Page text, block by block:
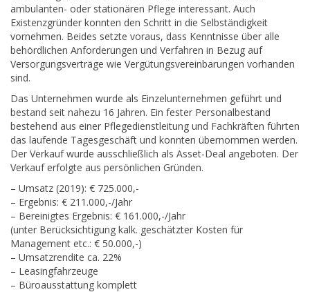
ambulanten- oder stationären Pflege interessant. Auch
Existenzgründer konnten den Schritt in die Selbständigkeit
vornehmen. Beides setzte voraus, dass Kenntnisse über alle
behördlichen Anforderungen und Verfahren in Bezug auf
Versorgungsverträge wie Vergütungsvereinbarungen vorhanden
sind.
Das Unternehmen wurde als Einzelunternehmen geführt und
bestand seit nahezu 16 Jahren. Ein fester Personalbestand
bestehend aus einer Pflegedienstleitung und Fachkräften führten
das laufende Tagesgeschäft und konnten übernommen werden.
Der Verkauf wurde ausschließlich als Asset-Deal angeboten. Der
Verkauf erfolgte aus persönlichen Gründen.
– Umsatz (2019): € 725.000,-
– Ergebnis: € 211.000,-/Jahr
– Bereinigtes Ergebnis: € 161.000,-/Jahr
(unter Berücksichtigung kalk. geschätzter Kosten für
Management etc.: € 50.000,-)
– Umsatzrendite ca. 22%
– Leasingfahrzeuge
– Büroausstattung komplett